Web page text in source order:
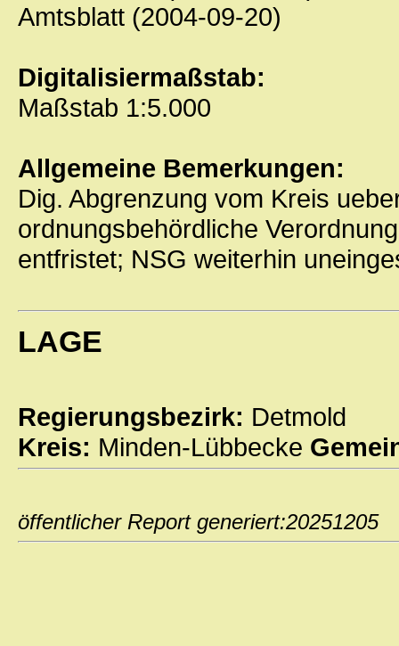
Amtsblatt (2004-09-20)
Digitalisiermaßstab:
Maßstab 1:5.000
Allgemeine Bemerkungen:
Dig. Abgrenzung vom Kreis
ordnungsbehördliche
entfristet; NSG weiterhin
LAGE
Regierungsbezirk: Detmold
Kreis: Minden-Lübbecke
öffentlicher Report